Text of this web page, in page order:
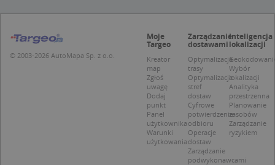
© 2003-2026 AutoMapa Sp. z o.o.
Moje
Targeo
Kreator
map
Zgłoś
uwagę
Dodaj
punkt
Panel
użytkownika
Warunki
użytkowania
Zarządzanie
dostawami
Optymalizacja
trasy
Optymalizacja
stref
dostaw
Cyfrowe
potwierdzenie
odbioru
Operacje
dostaw
Zarządzanie
podwykonawcami
Inteligencja
lokalizacji
Wybór
lokalizacji
Analityka
przestrzenna
Planowanie
zasobów
Zarządzanie
ryzykiem
Domena
przechowywania
.targeo.pl
Sesja
CookieScript
.targeo.pl
1 rok 1 miesiąc